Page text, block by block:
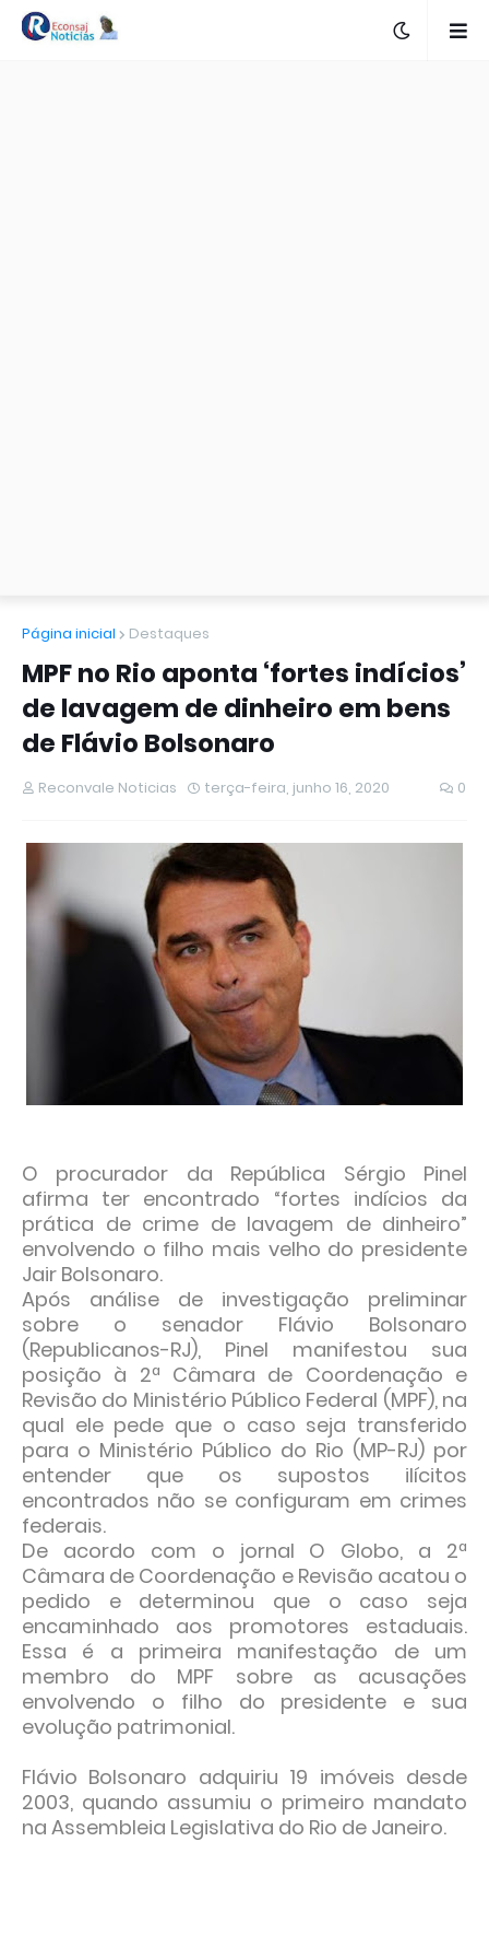
Página inicial Destaques
MPF no Rio aponta ‘fortes indícios’
de lavagem de dinheiro em bens
de Flávio Bolsonaro
Reconvale Noticias terça-feira, junho 16, 2020 0
O procurador da República Sérgio Pinel
afirma ter encontrado “fortes indícios da
prática de crime de lavagem de dinheiro”
envolvendo o filho mais velho do presidente
Jair Bolsonaro.
Após análise de investigação preliminar
sobre o senador Flávio Bolsonaro
(Republicanos-RJ), Pinel manifestou sua
posição à 2ª Câmara de Coordenação e
Revisão do Ministério Público Federal (MPF), na
qual ele pede que o caso seja transferido
para o Ministério Público do Rio (MP-RJ) por
entender que os supostos ilícitos
encontrados não se configuram em crimes
federais.
De acordo com o jornal O Globo, a 2ª
Câmara de Coordenação e Revisão acatou o
pedido e determinou que o caso seja
encaminhado aos promotores estaduais.
Essa é a primeira manifestação de um
membro do MPF sobre as acusações
envolvendo o filho do presidente e sua
evolução patrimonial.
Flávio Bolsonaro adquiriu 19 imóveis desde
2003, quando assumiu o primeiro mandato
na Assembleia Legislativa do Rio de Janeiro.